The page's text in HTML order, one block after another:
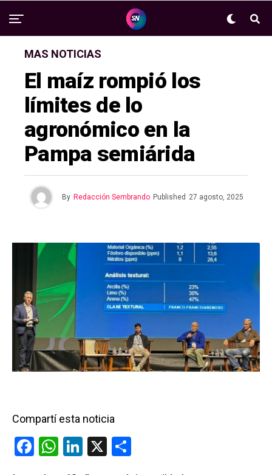
MAS NOTICIAS
El maíz rompió los
límites de lo
agronómico en la
Pampa semiárida
By Redacción Sembrando Published 27 agosto, 2025
Compartí esta noticia
F
W Li
X